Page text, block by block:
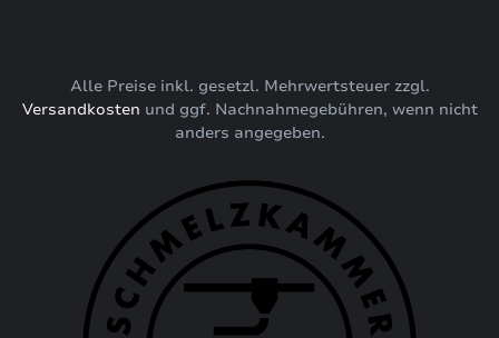
Alle Preise inkl. gesetzl. Mehrwertsteuer zzgl.
Versandkosten und ggf. Nachnahmegebühren, wenn nicht
anders angegeben.